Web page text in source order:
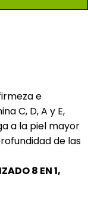
e
C, D, A y E,
a la piel mayor
de las
8 EN 1,